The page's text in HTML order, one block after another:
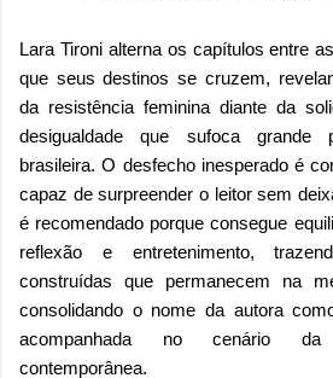
Lara Tironi alterna os capítulos entre
que seus destinos se cruzem,
da resistência feminina diante da
desigualdade que sufoca grande
brasileira. O desfecho inesperado é
capaz de surpreender o leitor sem
é recomendado porque consegue
reflexão e entretenimento,
construídas que permanecem na
consolidando o nome da autora
acompanhada no cenário da
contemporânea.